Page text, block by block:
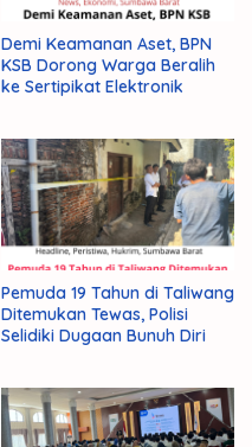
Demi Keamanan Aset, BPN
KSB Dorong Warga Beralih
ke Sertipikat Elektronik
Pemuda 19 Tahun di Taliwang
Ditemukan Tewas, Polisi
Selidiki Dugaan Bunuh Diri